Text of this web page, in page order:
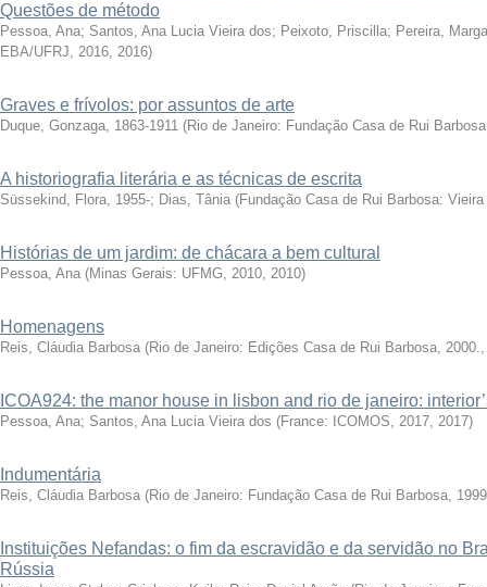
Questões de método
Pessoa, Ana; Santos, Ana Lucia Vieira dos; Peixoto, Priscilla; Pereira,
EBA/UFRJ, 2016, 2016)
Graves e frívolos: por assuntos de arte
Duque, Gonzaga, 1863-1911 (Rio de Janeiro: Fundação Casa de Rui
A historiografia literária e as técnicas de escrita
Süssekind, Flora, 1955-; Dias, Tânia (Fundação Casa de Rui Barbosa:
Histórias de um jardim: de chácara a bem cultural
Pessoa, Ana (Minas Gerais: UFMG, 2010, 2010)
Homenagens
Reis, Cláudia Barbosa (Rio de Janeiro: Edições Casa de Rui Barbosa, 2000.
ICOA924: the manor house in lisbon and rio de janeiro:
Pessoa, Ana; Santos, Ana Lucia Vieira dos (France: ICOMOS, 2017, 2017)
Indumentária
Reis, Cláudia Barbosa (Rio de Janeiro: Fundação Casa de Rui Barbosa, 1999
Instituições Nefandas: o fim da escravidão e da servidão no
Rússia